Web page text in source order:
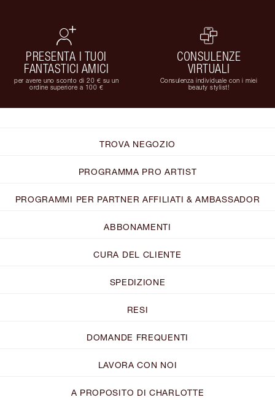
PRESENTA I TUOI
FANTASTICI AMICI
per avere uno sconto di 20 € su un
ordine superiore a 100 €
CONSULENZE
VIRTUALI
Consulenza individuale con i miei
beauty stylist!
TROVA NEGOZIO
PROGRAMMA PRO ARTIST
PROGRAMMI PER PARTNER AFFILIATI & AMBASSADOR
ABBONAMENTI
CURA DEL CLIENTE
SPEDIZIONE
RESI
DOMANDE FREQUENTI
LAVORA CON NOI
A PROPOSITO DI CHARLOTTE